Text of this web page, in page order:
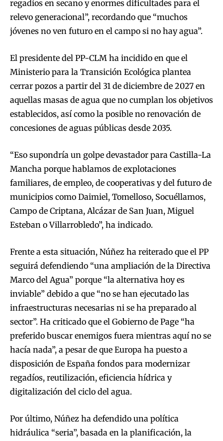
regadíos en secano y enormes dificultades para el
relevo generacional”, recordando que “muchos
jóvenes no ven futuro en el campo si no hay agua”.
El presidente del PP-CLM ha incidido en que el
Ministerio para la Transición Ecológica plantea
cerrar pozos a partir del 31 de diciembre de 2027 en
aquellas masas de agua que no cumplan los objetivos
establecidos, así como la posible no renovación de
concesiones de aguas públicas desde 2035.
“Eso supondría un golpe devastador para Castilla-La
Mancha porque hablamos de explotaciones
familiares, de empleo, de cooperativas y del futuro de
municipios como Daimiel, Tomelloso, Socuéllamos,
Campo de Criptana, Alcázar de San Juan, Miguel
Esteban o Villarrobledo”, ha indicado.
Frente a esta situación, Núñez ha reiterado que el PP
seguirá defendiendo “una ampliación de la Directiva
Marco del Agua” porque “la alternativa hoy es
inviable” debido a que “no se han ejecutado las
infraestructuras necesarias ni se ha preparado al
sector”. Ha criticado que el Gobierno de Page “ha
preferido buscar enemigos fuera mientras aquí no se
hacía nada”, a pesar de que Europa ha puesto a
disposición de España fondos para modernizar
regadíos, reutilización, eficiencia hídrica y
digitalización del ciclo del agua.
Por último, Núñez ha defendido una política
hidráulica “seria”, basada en la planificación, la